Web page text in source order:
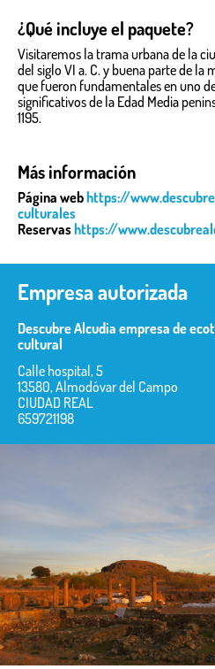
¿Qué incluye el paquete?
Visitaremos la trama urbana de la
del siglo VI a. C. y buena parte de
que fueron fundamentales en uno
significativos de la Edad Media
1195.
Más información
Página web https://
culturales
Reservas https://
Empresa autorizada
Descubre Alcudia empresa de
cultural
Calle hospital, 5
13580, Almodóvar del Campo
CIUDAD REAL
659721198